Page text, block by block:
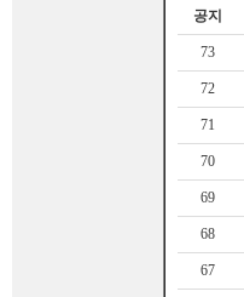
공지
73
72
71
70
69
68
67